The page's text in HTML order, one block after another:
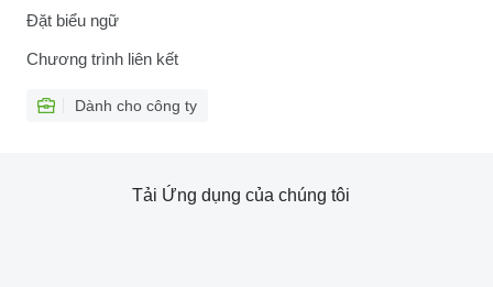
Đặt biểu ngữ
Chương trình liên kết
Dành cho công ty
Tải Ứng dụng của chúng tôi